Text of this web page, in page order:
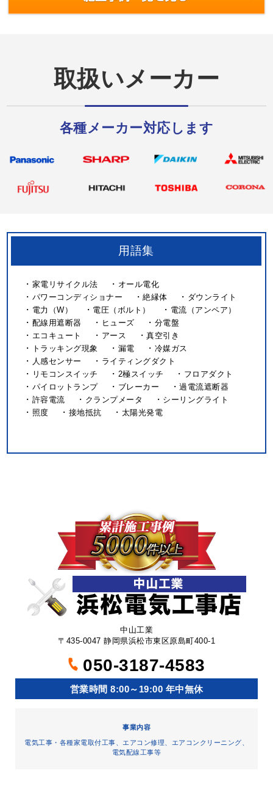
取扱いメーカー
各種メーカー対応します
用語集
家電リサイクル法
オール電化
パワーコンディショナー
絶縁体
ダウンライト
電力（W）
電圧（ボルト）
電流（アンペア）
配線用遮断器
ヒューズ
分電盤
エコキュート
アース
真空引き
トラッキング現象
漏電
冷媒ガス
人感センサー
ライティングダクト
リモコンスイッチ
2極スイッチ
フロアダクト
パイロットランプ
ブレーカー
過電流遮断器
許容電流
クランプメータ
シーリングライト
照度
接地抵抗 太陽光発電
中山工業
〒435-0047 静岡県浜松市東区原島町400-1
050-3187-4583
営業時間 8:00～19:00 年中無休
事業内容
電気工事・各種家電取付工事、エアコン修理、エアコンクリーニング、
電気配線工事等